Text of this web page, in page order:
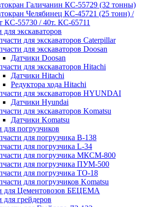
Галичанин КС-55729 (32 тонны)
Челябинец КС-45721 (25 тонн) /
КС-55730 / 40т. КС-65711
для экскаваторов
для экскаваторов Caterpillar
для экскаваторов Doosan
Датчики Doosan
для экскаваторов Hitachi
Датчики Hitachi
Редуктора хода Hitachi
для экскаваторов HYUNDAI
Датчики Hyundai
для экскаваторов Komatsu
Датчики Komatsu
для погрузчиков
для погрузчика B-138
для погрузчика L-34
для погрузчика МКСМ-800
для погрузчика ПУМ-500
для погрузчика ТО-18
для погрузчиков Komatsu
для Цементовозов БЕЦЕМА
для грейдеров